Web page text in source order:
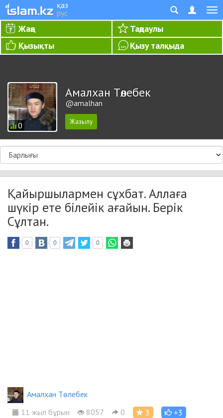
қаз
рус
Жаңа
Таңдаулы
Қызықты
Қызу талқыда
0
Амалхан Төлебек
@amalhan
Қайыршылармен сұхбат. Аллаға
шүкір ете білейік ағайын. Берік
Сұлтан.
0 0 0
Амалхан Төлебек
11 жыл бұрын
8057 0 3 +3